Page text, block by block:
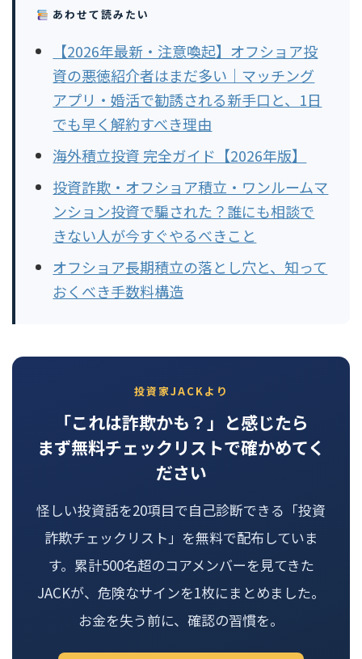
あわせて読みたい
【2026年最新・注意喚起】オフショア投
資の悪徳紹介者はまだ多い｜マッチング
アプリ・婚活で勧誘される新手口と、1日
でも早く解約すべき理由
海外積立投資 完全ガイド【2026年版】
投資詐欺・オフショア積立・ワンルームマ
ンション投資で騙された？誰にも相談で
きない人が今すぐやるべきこと
オフショア長期積立の落とし穴と、知って
おくべき手数料構造
投資家JACKより
「これは詐欺かも？」と感じたら
まず無料チェックリストで確かめてく
ださい
怪しい投資話を20項目で自己診断できる「投資
詐欺チェックリスト」を無料で配布していま
す。累計500名超のコアメンバーを見てきた
JACKが、危険なサインを1枚にまとめました。
お金を失う前に、確認の習慣を。